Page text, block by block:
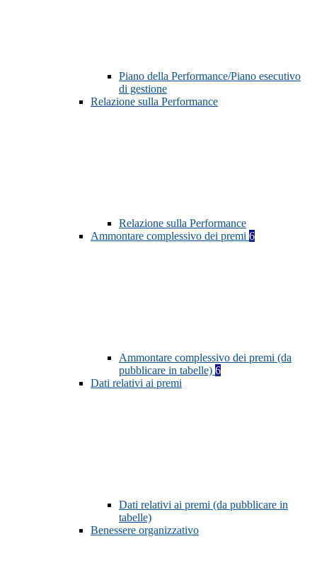
Piano della Performance/Piano esecutivo
di gestione
Relazione sulla Performance
Relazione sulla Performance
Ammontare complessivo dei premi 6
Ammontare complessivo dei premi (da
pubblicare in tabelle) 6
Dati relativi ai premi
Dati relativi ai premi (da pubblicare in
tabelle)
Benessere organizzativo